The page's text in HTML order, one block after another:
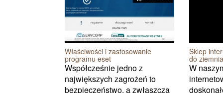
Właściwości i zastosowanie
programu eset
Współcześnie jedno z
największych zagrożeń to
bezpieczeństwo, a zwłaszcza
Sklep
do
W